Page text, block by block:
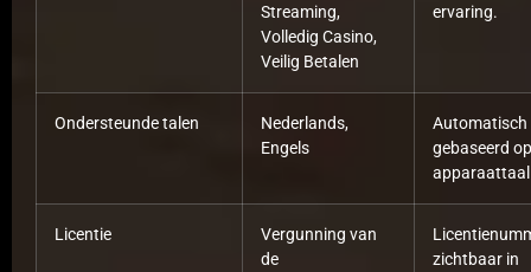
Streaming,
Volledig Casino,
Veilig Betalen
ervaring.
Ondersteunde talen
Nederlands,
Engels
Automatisch
gebaseerd op
Licentie
Vergunning van
de
zichtbaar in